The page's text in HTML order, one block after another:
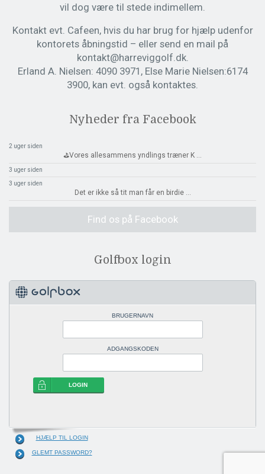
vil dog være til stede indimellem.
Kontakt evt. Cafeen, hvis du har brug for hjælp udenfor
kontorets åbningstid – eller send en mail på
kontakt@harreviggolf.dk.
Erland A. Nielsen: 4090 3971, Else Marie Nielsen:6174
3900, kan evt. også kontaktes.
Nyheder fra Facebook
2 uger siden
⛳️Vores allesammens yndlings træner K ...
3 uger siden
3 uger siden
Det er ikke så tit man får en birdie ...
Find os på Facebook
Golfbox login
BRUGERNAVN
ADGANGSKODEN
LOGIN
HJÆLP TIL LOGIN
GLEMT PASSWORD?